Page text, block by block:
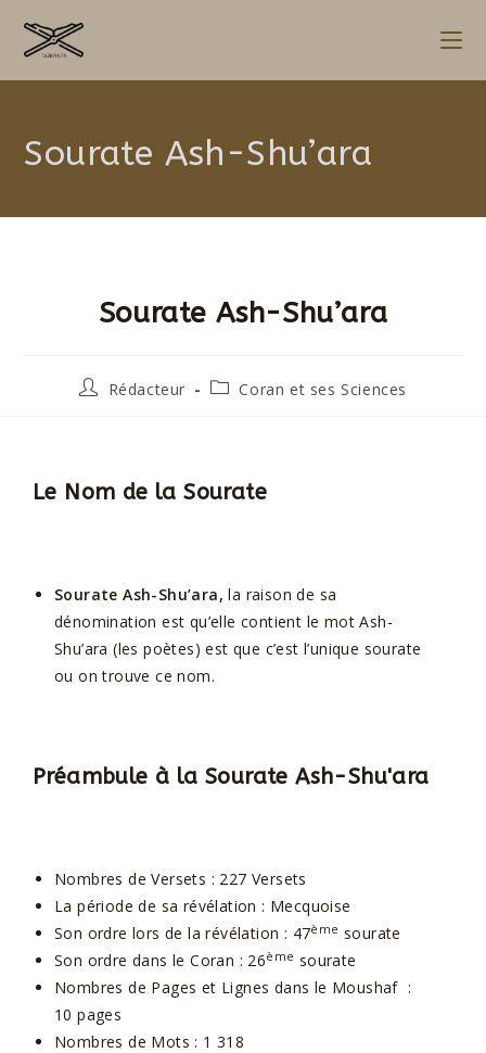
Sourate Ash-Shu’ara
Sourate Ash-Shu’ara
Rédacteur Coran et ses Sciences
Le Nom de la Sourate
Sourate Ash-Shu’ara, la raison de sa
dénomination est qu’elle contient le mot Ash-
Shu’ara (les poètes) est que c’est l’unique sourate
ou on trouve ce nom.
Préambule à la Sourate Ash-Shu'ara
Nombres de Versets : 227 Versets
La période de sa révélation : Mecquoise
Son ordre lors de la révélation : 47ème sourate
Son ordre dans le Coran : 26ème sourate
Nombres de Pages et Lignes dans le Moushaf :
10 pages
Nombres de Mots : 1 318